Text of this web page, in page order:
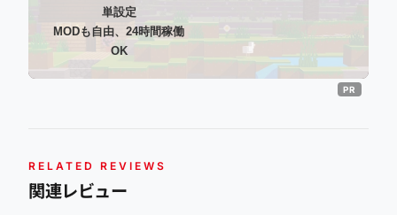
単設定
MODも自由、24時間稼働
OK
RELATED REVIEWS
関連レビュー